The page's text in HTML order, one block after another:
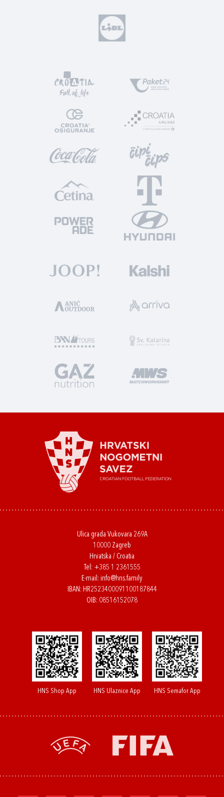
Ulica grada Vukovara 269A
10000 Zagreb
Hrvatska / Croatia
Tel: +385 1 2361555
E-mail: info@hns.family
IBAN: HR2523400091100187844
OIB: 08516152078
HNS Shop App HNS Ulaznice App HNS Semafor App